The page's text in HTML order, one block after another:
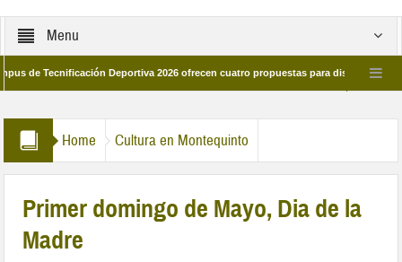
Menu
Tecnificación Deportiva 2026 ofrecen cuatro propuestas para disfrutar del deporte
Home Cultura en Montequinto
Primer domingo de Mayo, Dia de la
Madre